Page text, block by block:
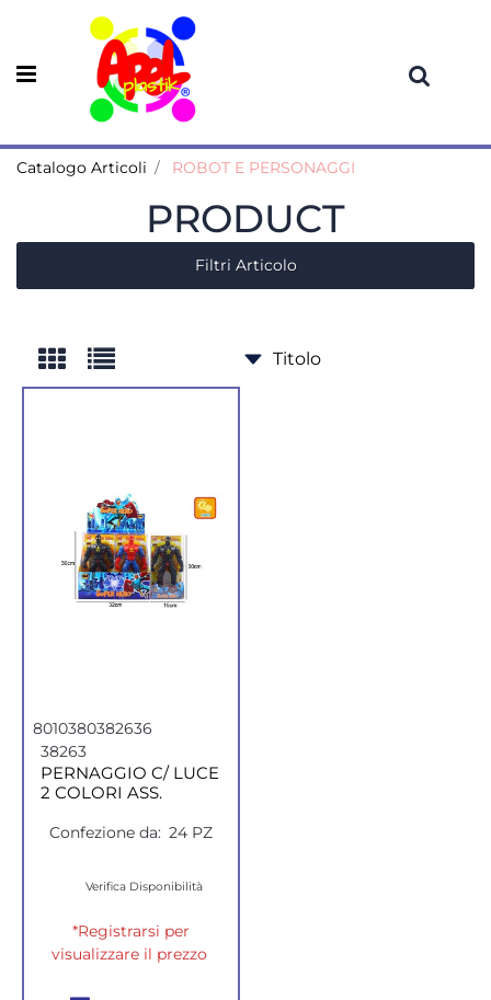
Open menu
Catalogo Articoli ROBOT E PERSONAGGI
PRODUCT
Filtri Articolo
8010380382636
38263
PERNAGGIO C/ LUCE
2 COLORI ASS.
Confezione da: 24 PZ
Verifica Disponibilità
*Registrarsi per
visualizzare il prezzo